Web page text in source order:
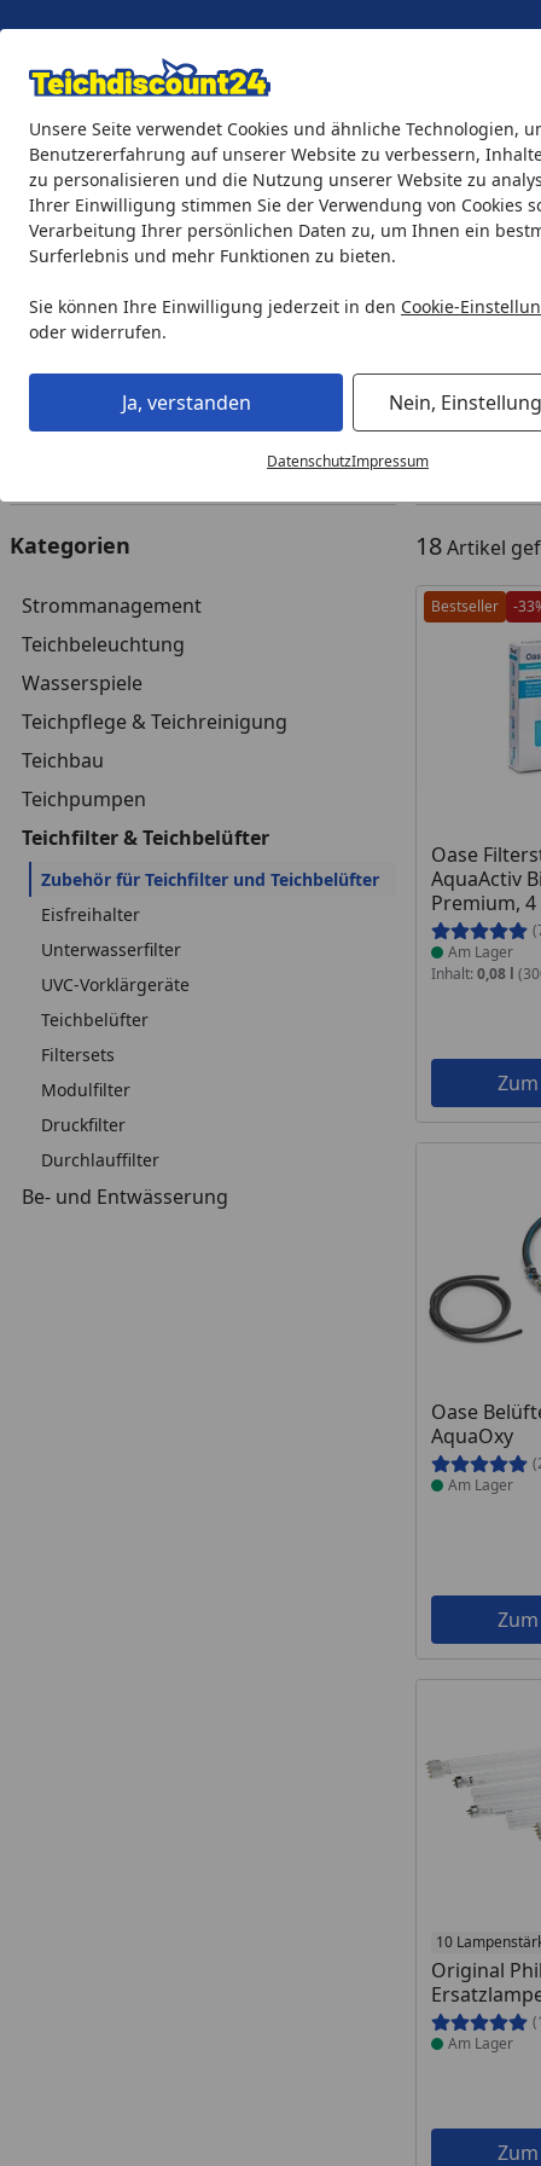
Unsere Seite verwendet Cookies und ähnliche Technologien,
Benutzererfahrung auf unserer Website zu verbessern,
zu personalisieren und die Nutzung unserer Website zu
Ihrer Einwilligung stimmen Sie der Verwendung von Cookies
Verarbeitung Ihrer persönlichen Daten zu, um Ihnen ein
Surferlebnis und mehr Funktionen zu bieten.
Sie können Ihre Einwilligung jederzeit in den Cookie-
oder widerrufen.
Ja, verstanden Nein,
DatenschutzImpressum
Eigene Montage-Teams
Teichprodukte Aquaristik Söll Teichpflege & Fischfutter
Teichprodukte Teichfilter & Teichbelüfter Zubehör für
Zubehör für Teichfilter und
Ihre Artikelübersicht
Angebote Am Lager
Kategorien
Strommanagement
Teichbeleuchtung
Wasserspiele
Teichpflege & Teichreinigung
Teichbau
Teichpumpen
Teichfilter & Teichbelüfter
Zubehör für Teichfilter und Teichbelüfter
Eisfreihalter
Unterwasserfilter
UVC-Vorklärgeräte
Teichbelüfter
Filtersets
Modulfilter
Druckfilter
Durchlauffilter
Be- und Entwässerung
18Artikel
Bestseller -
Oase
AquaActiv
Premium, 4
Produkt am
Am Lager
Inhalt: 0,08 l
Oase
AquaOxy
Produkt
Am Lager
10
Original
Produkt am
Am Lager